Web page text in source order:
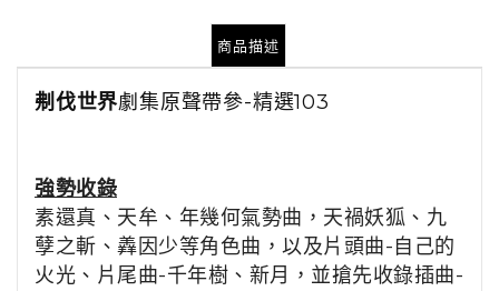
商品描述
刜伐世界劇集原聲帶參-精選103
強勢收錄
素還真、天牟、年幾何氣勢曲，天禍妖狐、九
孽之斬、羴因少等角色曲，以及片頭曲-自己的
火光、片尾曲-千年樹、新月，並搶先收錄插曲-